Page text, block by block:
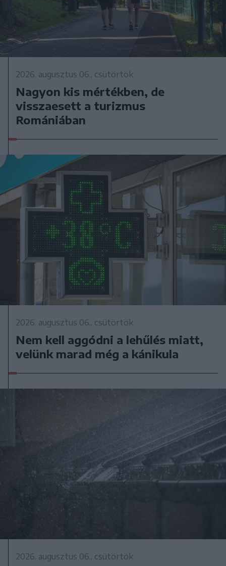
2026. augusztus 06., csütörtök
Nagyon kis mértékben, de
visszaesett a turizmus
Romániában
2026. augusztus 06., csütörtök
Nem kell aggódni a lehűlés miatt,
velünk marad még a kánikula
2026. augusztus 06., csütörtök